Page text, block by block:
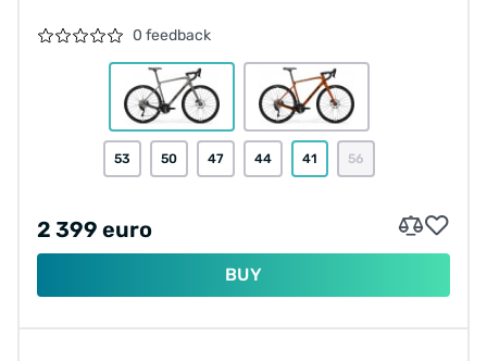
0 feedback
53 50 47 44 41 56
2 399 euro
BUY